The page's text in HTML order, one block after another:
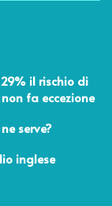
il rischio di
fa eccezione
serve?
inglese